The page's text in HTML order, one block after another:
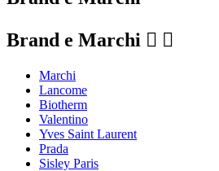
Brand e Marchi  
Marchi
Lancome
Biotherm
Valentino
Yves Saint Laurent
Prada
Sisley Paris